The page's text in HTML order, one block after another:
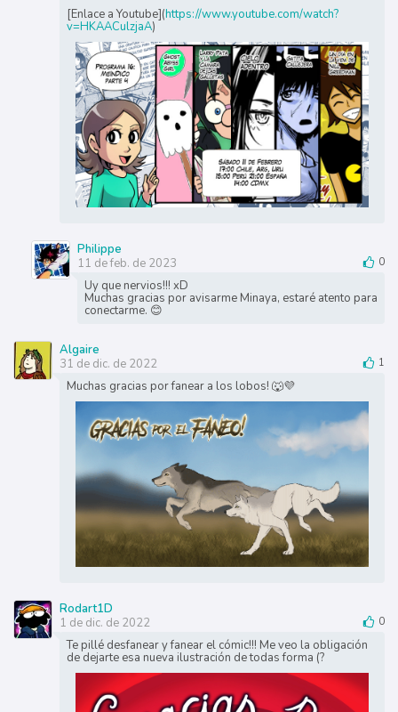
[Enlace a Youtube](https://www.youtube.com/watch?
v=HKAACulzjaA)
Philippe
11 de feb. de 2023
0
Uy que nervios!!! xD
Muchas gracias por avisarme Minaya, estaré atento para
conectarme. 😊
Algaire
31 de dic. de 2022
1
Muchas gracias por fanear a los lobos! 🐺💜
Rodart1D
1 de dic. de 2022
0
Te pillé desfanear y fanear el cómic!!! Me veo la obligación
de dejarte esa nueva ilustración de todas forma (?